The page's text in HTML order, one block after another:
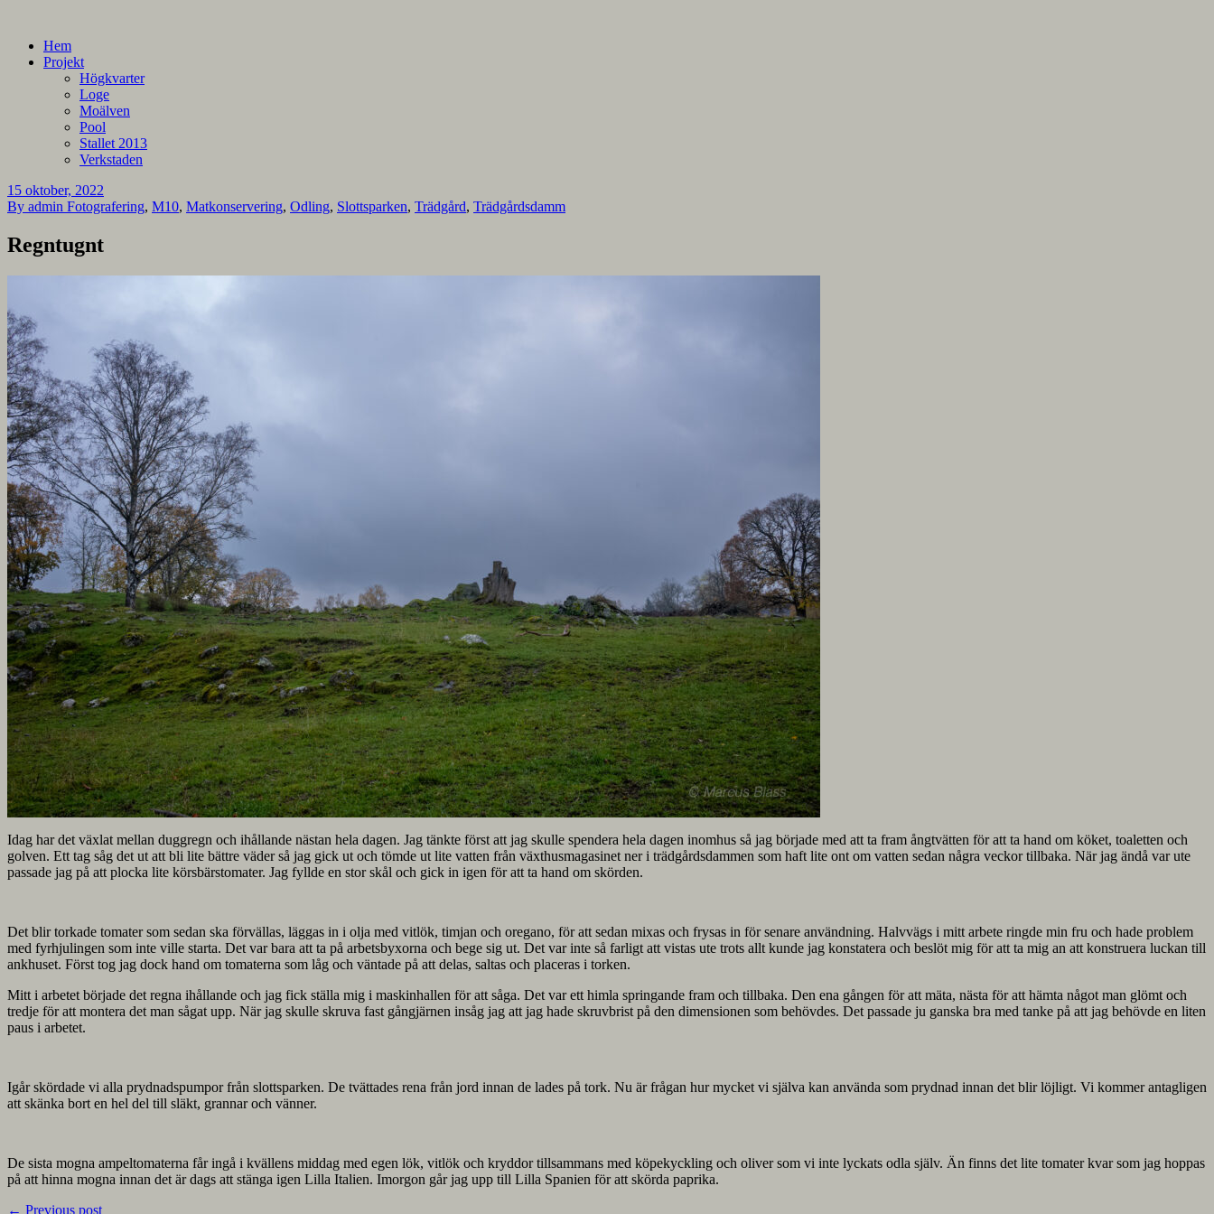
Alla mina projekt
En blogg om mina projekt
Hem
Projekt
Högkvarter
Loge
Moälven
Pool
Stallet 2013
Verkstaden
15 oktober, 2022
By admin Fotografering, M10, Matkonservering, Odling, Slottsparken, Trädgård, Trädgårdsdamm
Regntugnt
Idag har det växlat mellan duggregn och ihållande nästan hela dagen. Jag tänkte först att jag skulle spendera hela dagen inomhus så jag började med att ta fram ångtvätten för att ta hand om köket, toaletten och
golven. Ett tag såg det ut att bli lite bättre väder så jag gick ut och tömde ut lite vatten från växthusmagasinet ner i trädgårdsdammen som haft lite ont om vatten sedan några veckor tillbaka. När jag ändå var ute
passade jag på att plocka lite körsbärstomater. Jag fyllde en stor skål och gick in igen för att ta hand om skörden.
Det blir torkade tomater som sedan ska förvällas, läggas in i olja med vitlök, timjan och oregano, för att sedan mixas och frysas in för senare användning. Halvvägs i mitt arbete ringde min fru och hade problem
med fyrhjulingen som inte ville starta. Det var bara att ta på arbetsbyxorna och bege sig ut. Det var inte så farligt att vistas ute trots allt kunde jag konstatera och beslöt mig för att ta mig an att konstruera luckan till
ankhuset. Först tog jag dock hand om tomaterna som låg och väntade på att delas, saltas och placeras i torken.
Mitt i arbetet började det regna ihållande och jag fick ställa mig i maskinhallen för att såga. Det var ett himla springande fram och tillbaka. Den ena gången för att mäta, nästa för att hämta något man glömt och
tredje för att montera det man sågat upp. När jag skulle skruva fast gångjärnen insåg jag att jag hade skruvbrist på den dimensionen som behövdes. Det passade ju ganska bra med tanke på att jag behövde en liten
paus i arbetet.
Igår skördade vi alla prydnadspumpor från slottsparken. De tvättades rena från jord innan de lades på tork. Nu är frågan hur mycket vi själva kan använda som prydnad innan det blir löjligt. Vi kommer antagligen
att skänka bort en hel del till släkt, grannar och vänner.
De sista mogna ampeltomaterna får ingå i kvällens middag med egen lök, vitlök och kryddor tillsammans med köpekyckling och oliver som vi inte lyckats odla själv. Än finns det lite tomater kvar som jag hoppas
på att hinna mogna innan det är dags att stänga igen Lilla Italien. Imorgon går jag upp till Lilla Spanien för att skörda paprika.
← Previous post